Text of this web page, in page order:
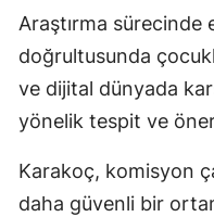
Araştırma sürecinde
doğrultusunda
ve dijital dünyada
yönelik tespit ve
Karakoç, komisyon
daha güvenli bir